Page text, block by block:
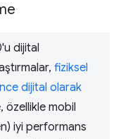
dijital
fiziksel
dijital olarak
özellikle mobil
iyi performans